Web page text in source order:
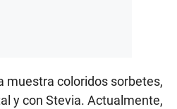
muestra coloridos sorbetes,
y con Stevia. Actualmente,